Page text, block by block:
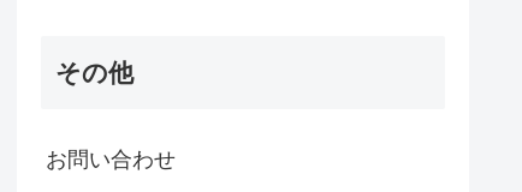
その他
お問い合わせ